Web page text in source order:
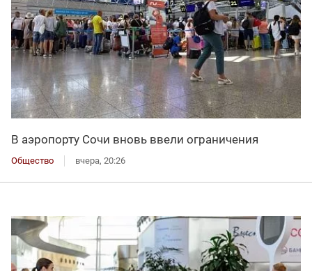
В аэропорту Сочи вновь ввели ограничения
Общество вчера, 20:26